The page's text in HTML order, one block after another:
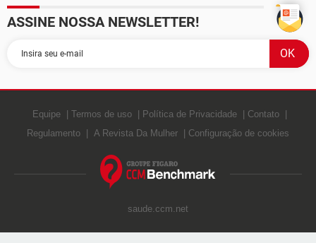
ASSINE NOSSA NEWSLETTER!
Equipe Termos de uso Política de Privacidade
Contato
Regulamento
A Revista Da Mulher Configuração de cookies
saude.ccm.net